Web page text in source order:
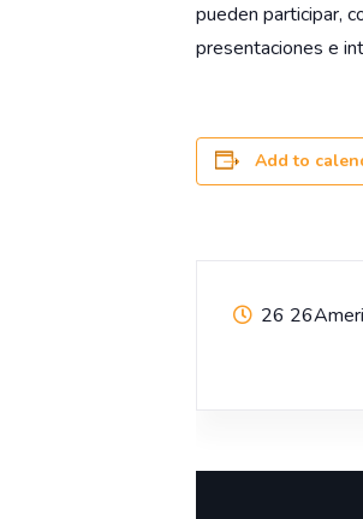
pueden participar,
presentaciones e
Add to
26